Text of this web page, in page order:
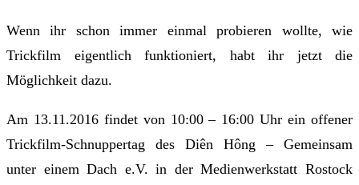
Wenn ihr schon immer einmal probieren wollte, wie
Trickfilm eigentlich funktioniert, habt ihr jetzt die
Möglichkeit dazu.
Am 13.11.2016 findet von 10:00 – 16:00 Uhr ein offener
Trickfilm-Schnuppertag des Diên Hông – Gemeinsam
unter einem Dach e.V. in der Medienwerkstatt Rostock